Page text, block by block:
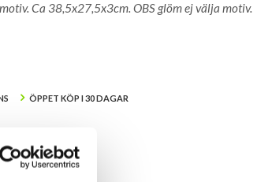
Ca 38,5x27,5x3cm. OBS glöm ej välja motiv.
ÖPPET KÖP I 30 DAGAR